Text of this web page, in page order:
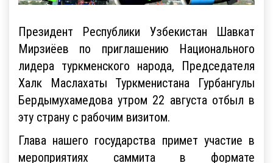
Президент Республики Узбекистан Шавкат
Мирзиёев по приглашению Национального
лидера туркменского народа, Председателя
Халк Маслахаты Туркменистана Гурбангулы
Бердымухамедова утром 22 августа отбыл в
эту страну с рабочим визитом.
Глава нашего государства примет участие в
мероприятиях саммита в формате